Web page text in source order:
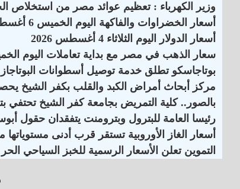
وزير الكهرباء : تعظيم عوائد مصر من استخلاص
أسعار الخضراوات والفاكهة اليوم الخميس 6 أغسطس 2026
أسعار الدولار اليوم الثلاثاء 4 أغسطس 2026
سعار الذهب في مصر مع بداية تعاملات اليوم الخميس 6
بوتاجاسكو تطلق خدمة توصيل أسطوانات البوتاجاز
مركز أبحاث أمراض الكبد والقلب بكفر الشيخ يحصل
بالصور.. كلية التمريض بجامعة كفر الشيخ تحتفي
رئيسا العامة للبترول وبترومنت يتفقدان حقول
أسعار الغاز الأوروبية تستقر قرب أدنى مستوياتها منذ 3
التموين تعلن الأسعار الرسمية للخبز السياحي الحر